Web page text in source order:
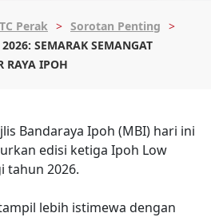
Perak
Sorotan Penting
SEMARAK SEMANGAT
RAYA IPOH
Bandaraya Ipoh (MBI) hari ini
edisi ketiga Ipoh Low
tahun 2026.
lebih istimewa dengan